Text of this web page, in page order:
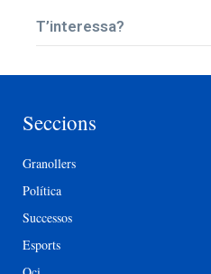
T’interessa?
Seccions
Granollers
Política
Successos
Esports